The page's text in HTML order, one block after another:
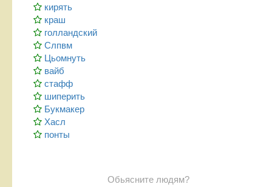
кирять
краш
голландский
Слпвм
Цьомнуть
вайб
стафф
шиперить
Букмакер
Хасл
понты
Обьясните людям?